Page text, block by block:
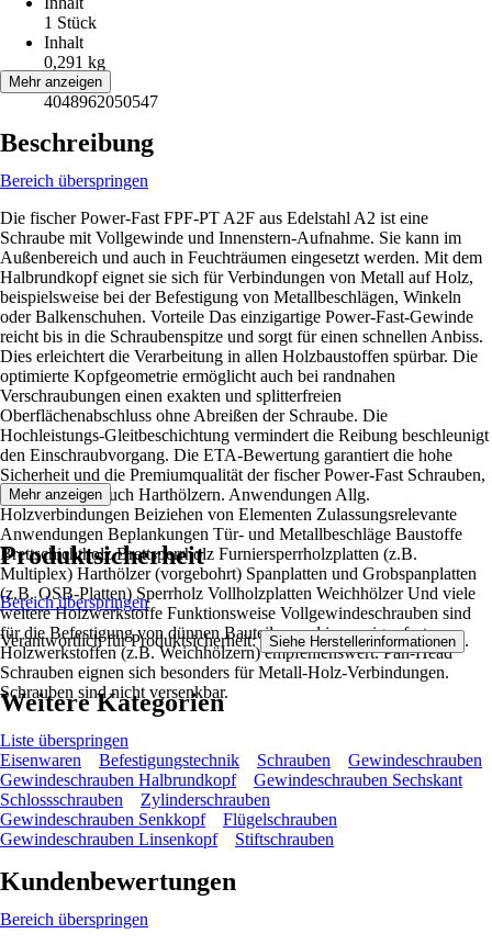
1 Stück
Inhalt
0,291 kg
EAN
4048962050547
Mehr anzeigen
Beschreibung
Bereich überspringen
Die fischer Power-Fast FPF-PT A2F aus Edelstahl A2 ist eine
Schraube mit Vollgewinde und Innenstern-Aufnahme. Sie kann im
Außenbereich und auch in Feuchträumen eingesetzt werden. Mit dem
Halbrundkopf eignet sie sich für Verbindungen von Metall auf Holz,
beispielsweise bei der Befestigung von Metallbeschlägen, Winkeln
oder Balkenschuhen. Vorteile Das einzigartige Power-Fast-Gewinde
reicht bis in die Schraubenspitze und sorgt für einen schnellen Anbiss.
Dies erleichtert die Verarbeitung in allen Holzbaustoffen spürbar. Die
optimierte Kopfgeometrie ermöglicht auch bei randnahen
Verschraubungen einen exakten und splitterfreien
Oberflächenabschluss ohne Abreißen der Schraube. Die
Hochleistungs-Gleitbeschichtung vermindert die Reibung beschleunigt
den Einschraubvorgang. Die ETA-Bewertung garantiert die hohe
Sicherheit und die Premiumqualität der fischer Power-Fast Schrauben,
in Weich- wie auch Harthölzern. Anwendungen Allg.
Holzverbindungen Beiziehen von Elementen Zulassungsrelevante
Anwendungen Beplankungen Tür- und Metallbeschläge Baustoffe
Brettschichtholz Brettsperrholz Furniersperrholzplatten (z.B.
Multiplex) Harthölzer (vorgebohrt) Spanplatten und Grobspanplatten
(z.B. OSB-Platten) Sperrholz Vollholzplatten Weichhölzer Und viele
weitere Holzwerkstoffe Funktionsweise Vollgewindeschrauben sind
für die Befestigung von dünnen Bauteilen und in weniger festen
Holzwerkstoffen (z.B. Weichhölzern) empfehlenswert. Pan-Head
Schrauben eignen sich besonders für Metall-Holz-Verbindungen.
Schrauben sind nicht versenkbar.
Mehr anzeigen
Produktsicherheit
Bereich überspringen
Verantwortlich für Produktsicherheit: Siehe Herstellerinformationen .
Weitere Kategorien
Liste überspringen
Eisenwaren
Befestigungstechnik Schrauben
Gewindeschrauben
Gewindeschrauben Halbrundkopf
Gewindeschrauben Sechskant
Schlossschrauben
Zylinderschrauben
Gewindeschrauben Senkkopf
Flügelschrauben
Gewindeschrauben Linsenkopf
Stiftschrauben
Kundenbewertungen
Bereich überspringen